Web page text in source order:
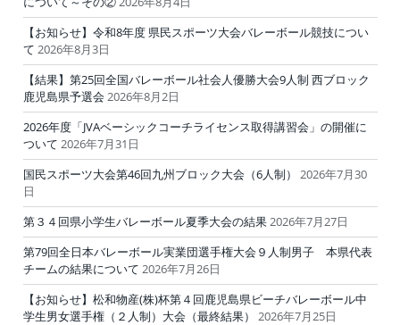
【お知らせ】令和8年度 県民スポーツ大会バレーボール競技につい
て 2026年8月3日
【結果】第25回全国バレーボール社会人優勝大会9人制 西ブロック
鹿児島県予選会 2026年8月2日
2026年度「JVAベーシックコーチライセンス取得講習会」の開催に
ついて 2026年7月31日
国民スポーツ大会第46回九州ブロック大会（6人制）
2026年7月30
日
第３４回県小学生バレーボール夏季大会の結果2026年7月27日
第79回全日本バレーボール実業団選手権大会９人制男子 本県代表
チームの結果について 2026年7月26日
【お知らせ】松和物産(株)杯第４回鹿児島県ビーチバレーボール中
学生男女選手権（２人制）大会（最終結果）
2026年7月25日